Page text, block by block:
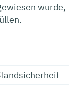
wurde,